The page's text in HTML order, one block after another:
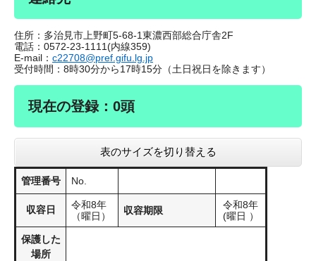
住所：多治見市上野町5‐68‐1東濃西部総合庁舎2F
電話：0572-23-1111(内線359)
E‐mail： c22708@pref.gifu.lg.jp
受付時間：8時30分から17時15分（土日祝日を除きます）
現在の登録：0頭
表のサイズを切り替える
管理番号 No.
収容日
令和8年
（曜日）
収容期限
令和8年
(曜日 ）
保護した
場所